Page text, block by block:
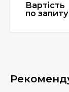
Вартість
по запиту